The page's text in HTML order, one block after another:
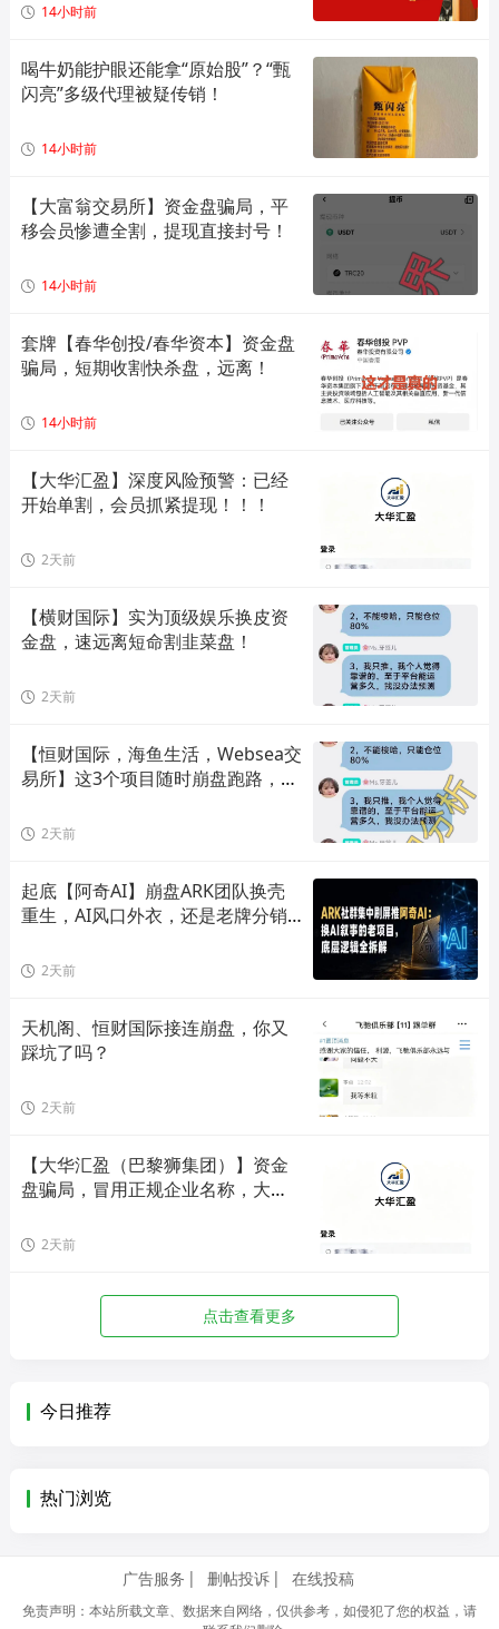
14小时前
喝牛奶能护眼还能拿“原始股”？“甄
闪亮”多级代理被疑传销！
14小时前
【大富翁交易所】资金盘骗局，平
移会员惨遭全割，提现直接封号！
14小时前
套牌【春华创投/春华资本】资金盘
骗局，短期收割快杀盘，远离！
14小时前
【大华汇盈】深度风险预警：已经
开始单割，会员抓紧提现！！！
2天前
【横财国际】实为顶级娱乐换皮资
金盘，速远离短命割韭菜盘！
2天前
【恒财国际，海鱼生活，Websea交
易所】这3个项目随时崩盘跑路，赶
2天前
起底【阿奇AI】崩盘ARK团队换壳
重生，AI风口外衣，还是老牌分销
2天前
天机阁、恒财国际接连崩盘，你又
踩坑了吗？
2天前
【大华汇盈（巴黎狮集团）】资金
盘骗局，冒用正规企业名称，大量
2天前
点击查看更多
今日推荐
热门浏览
广告服务 删帖投诉 在线投稿
免责声明：本站所载文章、数据来自网络，仅供参考，如侵犯了您的权益，请